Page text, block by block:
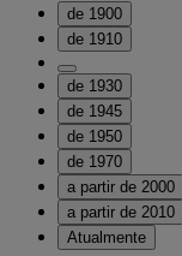
de 1900
de 1910
de 1930
de 1945
de 1950
de 1970
a partir de 2000
a partir de 2010
Atualmente